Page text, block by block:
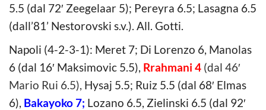
5.5 (dal 72′ Zeegelaar 5); Pereyra 6.5; Lasagna 6.5
(dall’81’ Nestorovski s.v.). All. Gotti.
Napoli (4-2-3-1): Meret 7; Di Lorenzo 6, Manolas
6 (dal 16′ Maksimovic 5.5), Rrahmani 4 (dal 46′
Mario Rui 6.5), Hysaj 5.5; Ruiz 5.5 (dal 68′ Elmas
6), Bakayoko 7; Lozano 6.5, Zielinski 6.5 (dal 92′